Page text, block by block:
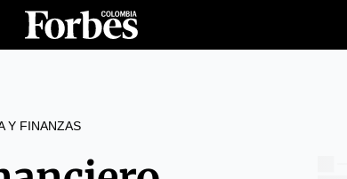
Y FINANZAS